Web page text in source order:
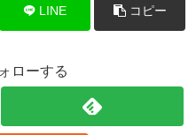
LINE コピー
ローする